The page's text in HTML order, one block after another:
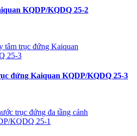
KQDP/KQDQ 25-2
đứng Kaiquan KQDP/KQDQ 25-3